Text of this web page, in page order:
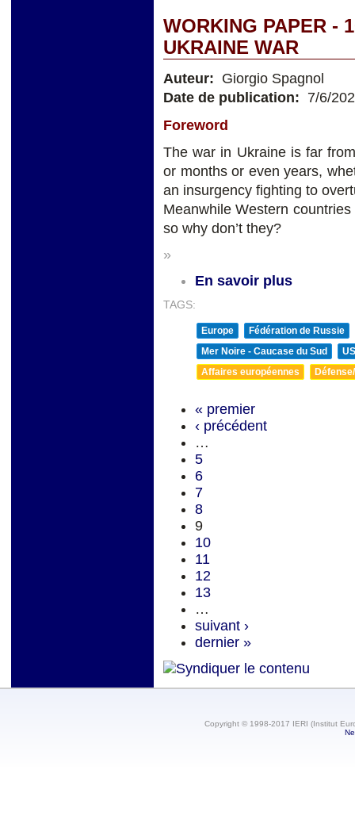
WORKING PAPER -
UKRAINE WAR
Auteur: Giorgio Spagnol
Date de publication: 7/6/
Foreword
The war in Ukraine is far
or months or even years,
an insurgency fighting to
Meanwhile Western
so why don’t they?
»
En savoir plus
TAGS:
Europe
Fédération de Russie
Mer Noire - Caucase du Sud
Affaires européennes
« premier
‹ précédent
…
5
6
7
8
9
10
11
12
13
…
suivant ›
dernier »
Copyright © 1998-2017 IERI (Institut